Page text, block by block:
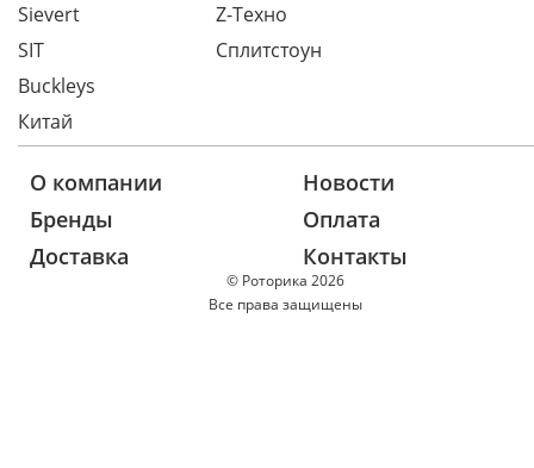
Sievert
SIT
Z-Техно
Сплитстоун
Buckleys
Китай
© Роторика 2026
Все права защищены
О компании
Новости
Бренды
Оплата
Доставка
Контакты